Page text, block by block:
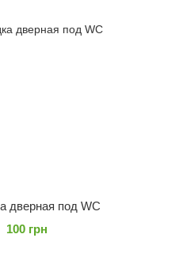
дверная под WC
100 грн